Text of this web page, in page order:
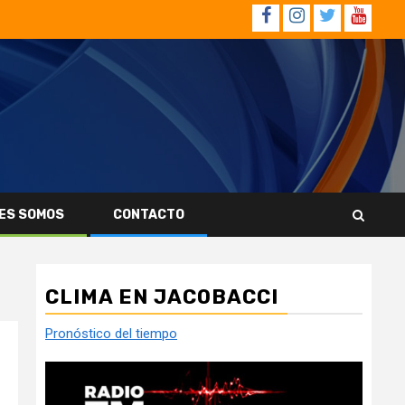
Facebook
Instagram
Twitter
SOMOS CONTACTO
CLIMA EN JACOBACCI
Pronóstico del tiempo